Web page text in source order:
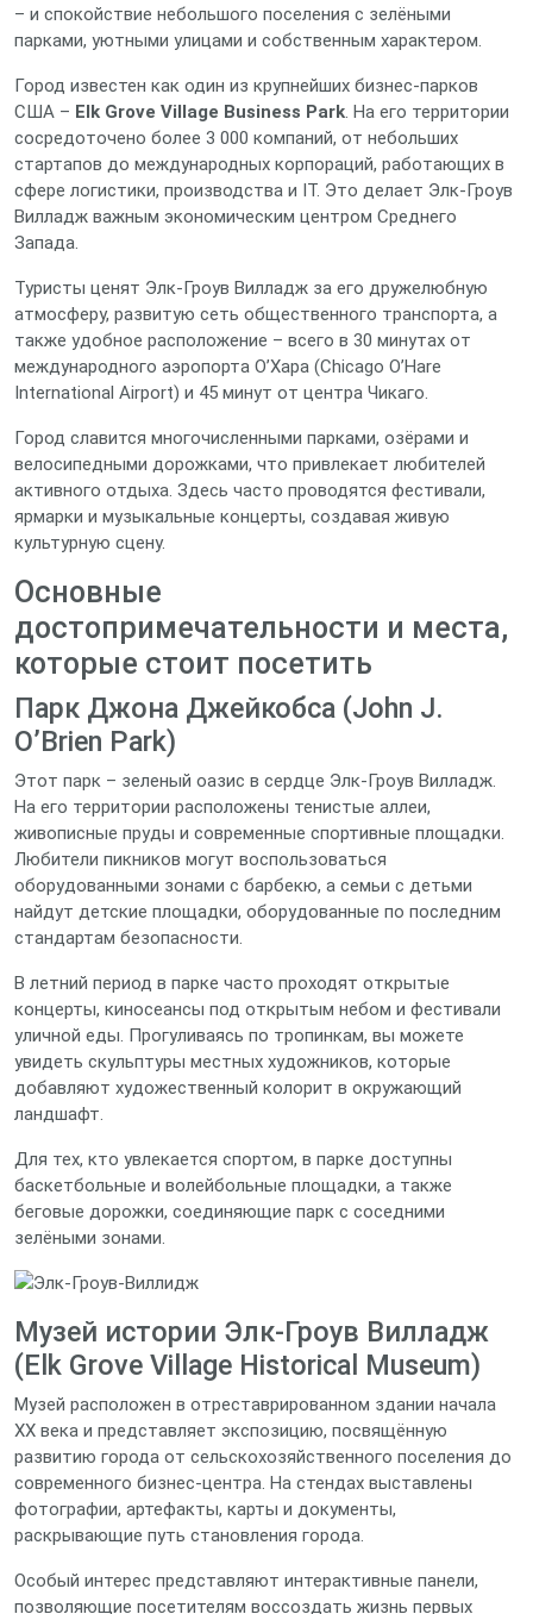
– и спокойствие небольшого поселения с зелёными
парками, уютными улицами и собственным характером.
Город известен как один из крупнейших бизнес‑парков
США – Elk Grove Village Business Park. На его территории
сосредоточено более 3 000 компаний, от небольших
стартапов до международных корпораций, работающих в
сфере логистики, производства и IT. Это делает Элк‑Гроув
Вилладж важным экономическим центром Среднего
Запада.
Туристы ценят Элк‑Гроув Вилладж за его дружелюбную
атмосферу, развитую сеть общественного транспорта, а
также удобное расположение – всего в 30 минутах от
международного аэропорта О’Хара (Chicago O’Hare
International Airport) и 45 минут от центра Чикаго.
Город славится многочисленными парками, озёрами и
велосипедными дорожками, что привлекает любителей
активного отдыха. Здесь часто проводятся фестивали,
ярмарки и музыкальные концерты, создавая живую
культурную сцену.
Основные
достопримечательности и места,
которые стоит посетить
Парк Джона Джейкобса (John J.
O’Brien Park)
Этот парк – зеленый оазис в сердце Элк‑Гроув Вилладж.
На его территории расположены тенистые аллеи,
живописные пруды и современные спортивные площадки.
Любители пикников могут воспользоваться
оборудованными зонами с барбекю, а семьи с детьми
найдут детские площадки, оборудованные по последним
стандартам безопасности.
В летний период в парке часто проходят открытые
концерты, киносеансы под открытым небом и фестивали
уличной еды. Прогуливаясь по тропинкам, вы можете
увидеть скульптуры местных художников, которые
добавляют художественный колорит в окружающий
ландшафт.
Для тех, кто увлекается спортом, в парке доступны
баскетбольные и волейбольные площадки, а также
беговые дорожки, соединяющие парк с соседними
зелёными зонами.
Музей истории Элк‑Гроув Вилладж
(Elk Grove Village Historical Museum)
Музей расположен в отреставрированном здании начала
XX века и представляет экспозицию, посвящённую
развитию города от сельскохозяйственного поселения до
современного бизнес‑центра. На стендах выставлены
фотографии, артефакты, карты и документы,
раскрывающие путь становления города.
Особый интерес представляют интерактивные панели,
позволяющие посетителям воссоздать жизнь первых